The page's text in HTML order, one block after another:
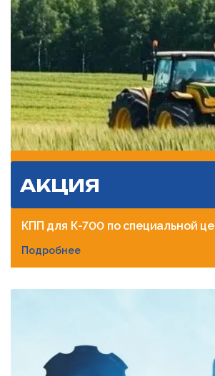
АКЦИЯ
КПП для К-700 по специальной
Подробнее